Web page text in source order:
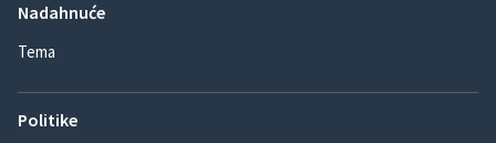
Nadahnuće
Tema
Politike